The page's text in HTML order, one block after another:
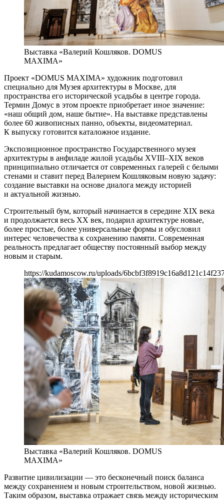
Выставка «Валерий Кошляков. DOMUS
MAXIMA»
Проект «DOMUS MAXIMA» художник подготовил
специально для Музея архитектуры в Москве, для
пространства его исторической усадьбы в центре города.
Термин Домус в этом проекте приобретает иное значение:
«наш общий дом, наше бытие». На выставке представлены
более 60 живописных панно, объекты, видеоматериал.
К выпуску готовится каталожное издание.
Экспозиционное пространство Государственного музея
архитектуры в анфиладе жилой усадьбы XVIII–XIX веков
принципиально отличается от современных галерей с белыми
стенами и ставит перед Валерием Кошляковым новую задачу:
создание выставки на основе диалога между историей
и актуальной жизнью.
Строительный бум, который начинается в середине XIX века
и продолжается весь XX век, подарил архитектуре новые,
более простые, более универсальные формы и обусловил
интерес человечества к сохранению памяти. Современная
реальность предлагает обществу постоянный выбор между
новым и старым.
https://kudamoscow.ru/uploads/
Выставка «Валерий Кошляков. DOMUS
MAXIMA»
Развитие цивилизации — это бесконечный поиск баланса
между сохранением и новым строительством, новой жизнью.
Таким образом, выставка отражает связь между историческим